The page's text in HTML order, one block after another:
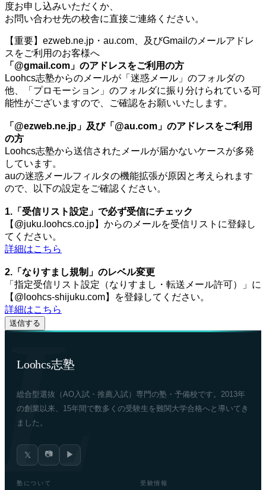
度お申し込みいただくか、
お問い合わせ先の校舎に直接ご連絡ください。
【重要】ezweb.ne.jp・au.com、及びGmailのメールアドレ
スをご利用のお客様へ
「@gmail.com」のアドレスをご利用の方
Loohcs志塾からのメールが「迷惑メール」のフォルダの
他、「プロモーション」のフォルダに振り分けられている可
能性がございますので、ご確認をお願いいたします。
「@ezweb.ne.jp」及び「@au.com」のアドレスをご利用
の方
Loohcs志塾から送信されたメールが届かないケースが多発
しています。
auの迷惑メールフィルタの機能拡張が原因と考えられます
ので、以下の設定をご確認ください。
1.「受信リスト設定」で必ず受信にチェック
【@juku.loohcs.co.jp】からのメールを受信リストに登録し
てください。
詳細はこちら
2.「なりすまし規制」のレベル変更
「指定受信リスト設定（なりすまし・転送メール許可）」に
【@loohcs-shijuku.com】を登録してください。
詳細はこちら
Loohcs志塾
総合型選抜（AO入試・推薦入試）専門の塾・予備校です。2013年
の創業以来、15年間で数多くの受験生を難関大学合格へと導いてき
ました。
𝕏 📷 ▶
塾について 受験情報